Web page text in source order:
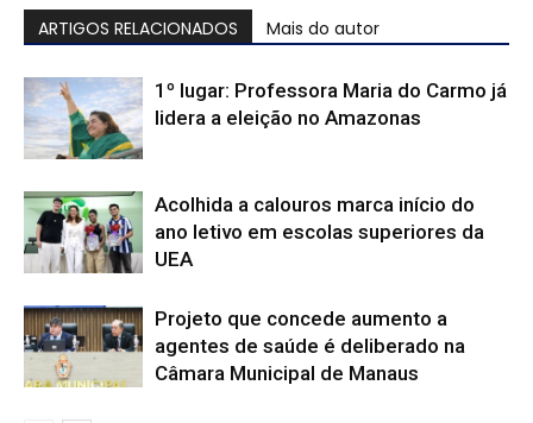
ARTIGOS RELACIONADOS Mais do autor
1º lugar: Professora Maria do Carmo já
lidera a eleição no Amazonas
Acolhida a calouros marca início do
ano letivo em escolas superiores da
UEA
Projeto que concede aumento a
agentes de saúde é deliberado na
Câmara Municipal de Manaus